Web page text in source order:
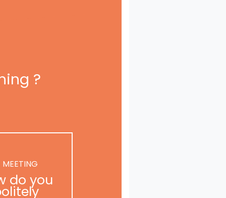
?
do you